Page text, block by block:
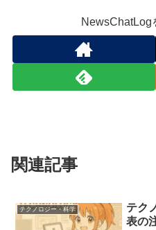
NewsChatLog
関連記事
テクノロジー・科学
テク
表の